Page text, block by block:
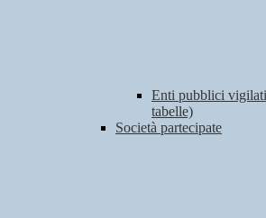
Enti pubblici
tabelle)
Società partecipate